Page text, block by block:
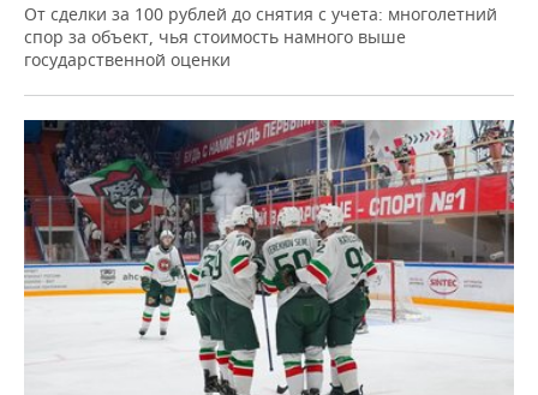
От сделки за 100 рублей до снятия с учета: многолетний
спор за объект, чья стоимость намного выше
государственной оценки